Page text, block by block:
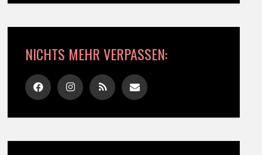
NICHTS MEHR VERPASSEN: